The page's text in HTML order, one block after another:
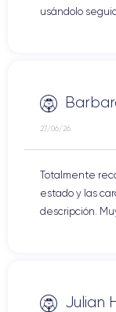
usándolo
27/06/26
Totalmente
estado y las
descripción. Muy
Julian